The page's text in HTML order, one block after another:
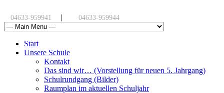
04633-959941 | 04633-959944
Start
Unsere Schule
Kontakt
Das sind wir… (Vorstellung für neuen 5. Jahrgang)
Schulrundgang (Bilder)
Raumplan im aktuellen Schuljahr